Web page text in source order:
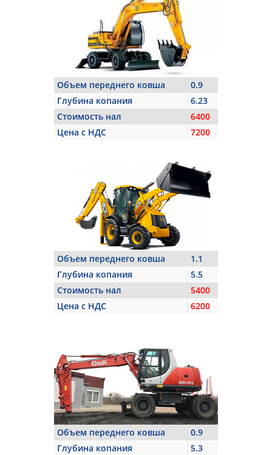
Объем переднего ковша
0.9
Глубина копания
6.23
Стоимость нал
6400
Цена с НДС
7200
Объем переднего ковша
1.1
Глубина копания
5.5
Стоимость нал
5400
Цена с НДС
6200
Объем переднего ковша
0.9
Глубина копания
5.3